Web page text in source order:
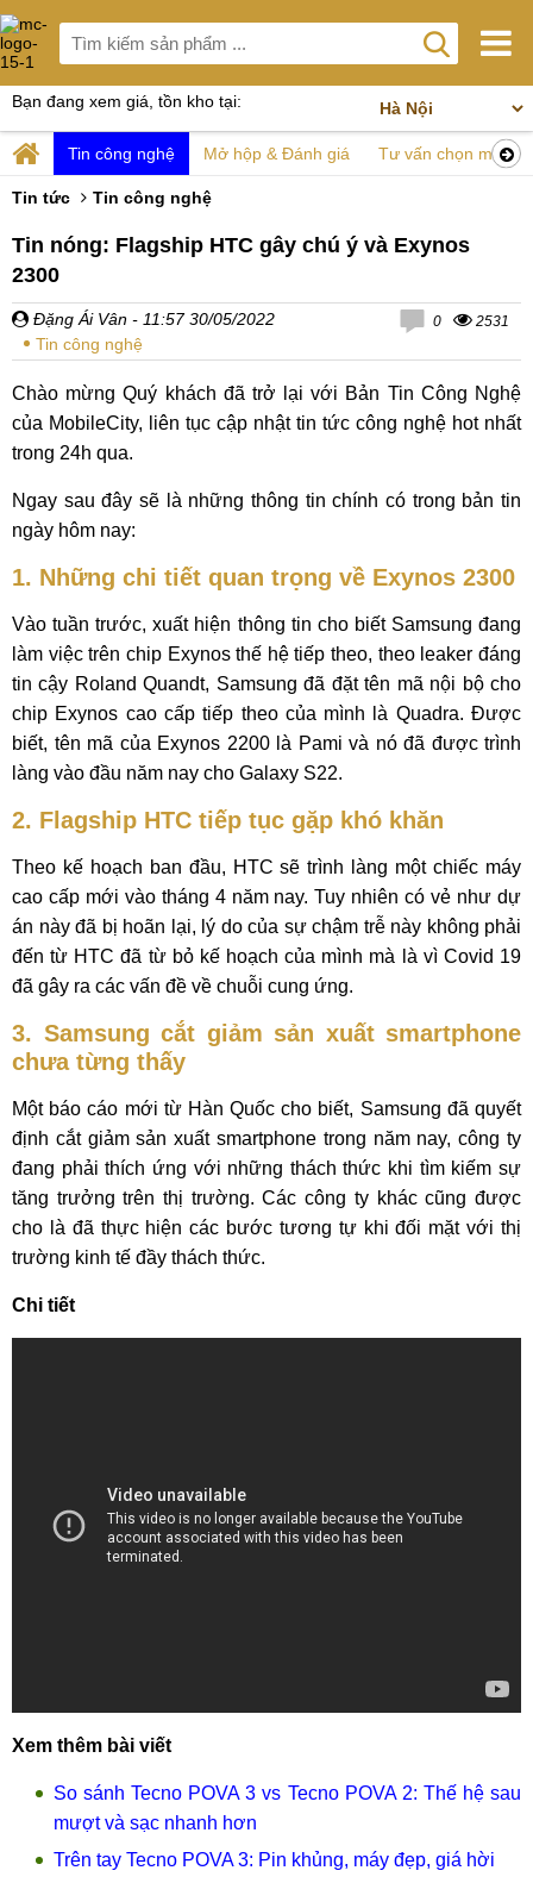
Bạn đang xem giá, tồn kho tại:
Tin công nghệ Mở hộp & Đánh giá Tư vấn chọn mua
Tin tức Tin công nghệ
Tin nóng: Flagship HTC gây chú ý và Exynos
2300
Đặng Ái Vân - 11:57 30/05/2022
Tin công nghệ
0 2531
Chào mừng Quý khách đã trở lại với Bản Tin Công Nghệ
của MobileCity, liên tục cập nhật tin tức công nghệ hot nhất
trong 24h qua.
Ngay sau đây sẽ là những thông tin chính có trong bản tin
ngày hôm nay:
1. Những chi tiết quan trọng về Exynos 2300
Vào tuần trước, xuất hiện thông tin cho biết Samsung đang
làm việc trên chip Exynos thế hệ tiếp theo, theo leaker đáng
tin cậy Roland Quandt, Samsung đã đặt tên mã nội bộ cho
chip Exynos cao cấp tiếp theo của mình là Quadra. Được
biết, tên mã của Exynos 2200 là Pami và nó đã được trình
làng vào đầu năm nay cho Galaxy S22.
2. Flagship HTC tiếp tục gặp khó khăn
Theo kế hoạch ban đầu, HTC sẽ trình làng một chiếc máy
cao cấp mới vào tháng 4 năm nay. Tuy nhiên có vẻ như dự
án này đã bị hoãn lại, lý do của sự chậm trễ này không phải
đến từ HTC đã từ bỏ kế hoạch của mình mà là vì Covid 19
đã gây ra các vấn đề về chuỗi cung ứng.
3. Samsung cắt giảm sản xuất smartphone
chưa từng thấy
Một báo cáo mới từ Hàn Quốc cho biết, Samsung đã quyết
định cắt giảm sản xuất smartphone trong năm nay, công ty
đang phải thích ứng với những thách thức khi tìm kiếm sự
tăng trưởng trên thị trường. Các công ty khác cũng được
cho là đã thực hiện các bước tương tự khi đối mặt với thị
trường kinh tế đầy thách thức.
Chi tiết
Xem thêm bài viết
So sánh Tecno POVA 3 vs Tecno POVA 2: Thế hệ sau
mượt và sạc nhanh hơn
Trên tay Tecno POVA 3: Pin khủng, máy đẹp, giá hời